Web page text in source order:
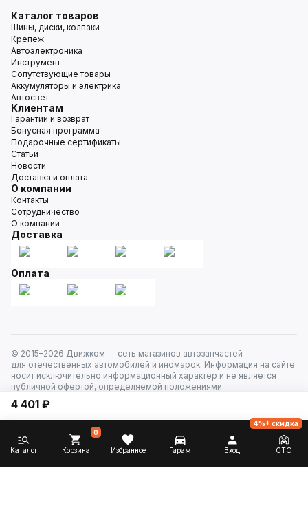
4 401 ₽
Каталог товаров
Шины, диски, колпаки
Крепёж
Автоэлектроника
Инструмент
Сопутствующие товары
Аккумуляторы и электрика
Автосвет
Клиентам
Гарантии и возврат
Бонусная программа
Подарочные сертификаты
Статьи
Новости
Доставка и оплата
О компании
Контакты
Сотрудничество
О компании
Доставка
Оплата
© 2015–2026 Движком — сеть магазинов автозапчастей
для отечественных автомобилей и иномарок. Информация на сайте
носит исключительно информационный характер и не является
публичной офертой, определяемой положениями
Каталог Корзина
0
Избранное Гараж Вход СТО
4%+ скидка